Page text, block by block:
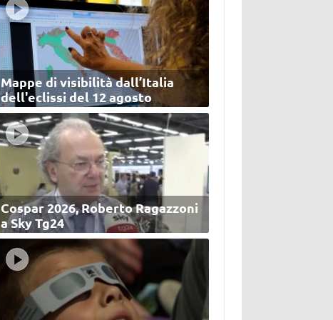
Mappe di visibilità dall’Italia
dell'eclissi del 12 agosto
Cospar 2026, Roberto Ragazzoni
a Sky Tg24